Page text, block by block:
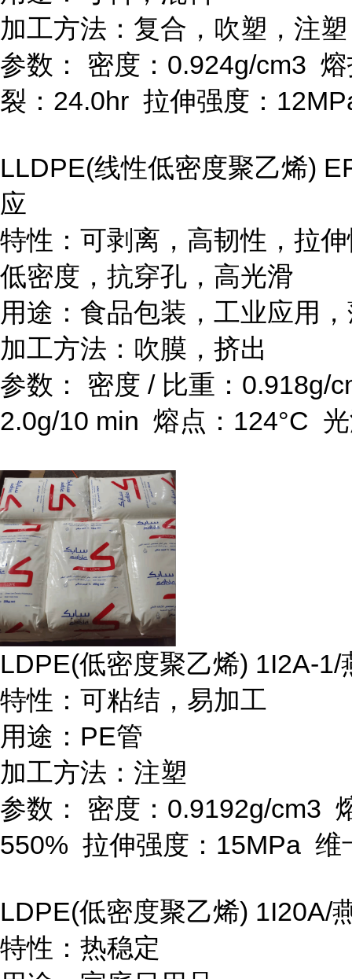
加工方法：复合，吹塑，注
参数：
密度： 0.924g/cm3
裂： 24.0hr 拉伸强度：
LLDPE(线性低密度聚乙烯)
应
特性：可剥离，高韧性，拉
低密度，抗穿孔，高光滑
用途：食品包装，工业应用
加工方法：吹膜，挤出
参数：
密度 / 比重： 0.918g/
2.0g/10 min 熔点： 124°C
LDPE(低密度聚乙烯) 1I2A-1/
特性：可粘结，易加工
用途： PE管
加工方法：注塑
参数：
密度： 0.9192g/cm3
550% 拉伸强度： 15MPa 维
LDPE(低密度聚乙烯) 1I20A/
特性：热稳定